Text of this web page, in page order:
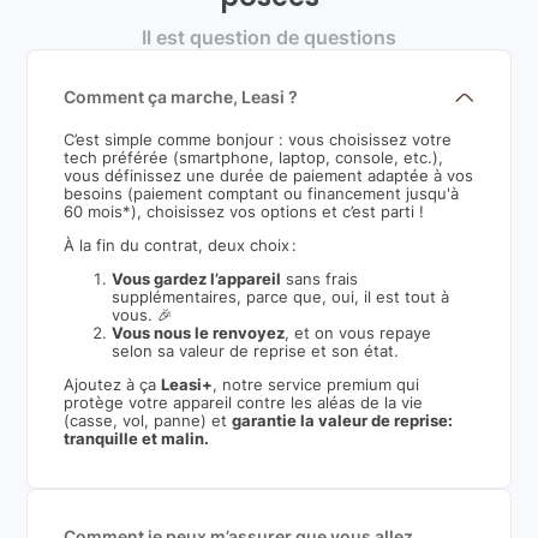
Il est question de questions
Comment ça marche, Leasi ?
C’est simple comme bonjour : vous choisissez votre
tech préférée (smartphone, laptop, console, etc.),
vous définissez une durée de paiement adaptée à vos
besoins (paiement comptant ou financement jusqu'à
60 mois*), choisissez vos options et c’est parti !
À la fin du contrat, deux choix :
Vous gardez l’appareil sans frais
supplémentaires, parce que, oui, il est tout à
vous. 🎉
Vous nous le renvoyez, et on vous repaye
selon sa valeur de reprise et son état.
Ajoutez à ça Leasi+, notre service premium qui
protège votre appareil contre les aléas de la vie
(casse, vol, panne) etgarantie la valeur de reprise:
tranquille et malin.